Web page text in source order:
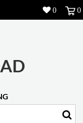
0 0